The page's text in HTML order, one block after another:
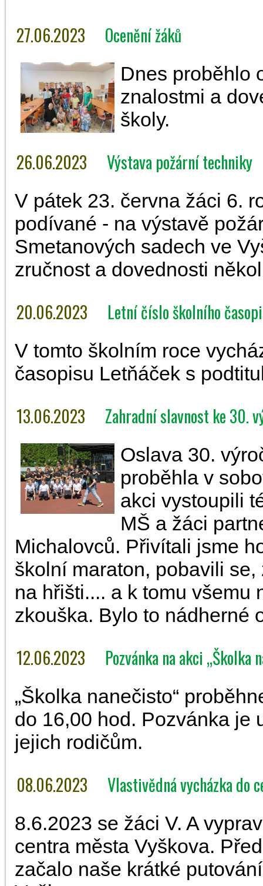
27.06.2023 Ocenění žáků
Dnes proběhlo
znalostmi a
školy.
26.06.2023 Výstava požární techniky
V pátek 23. června žáci 6.
podívané - na výstavě
Smetanových sadech ve
zručnost a dovednosti
20.06.2023 Letní číslo školního
V tomto školním roce
časopisu Letňáček s
13.06.2023 Zahradní slavnost ke 30.
Oslava 30.
proběhla v
akci vystoupili
MŠ a žáci
Michalovců. Přivítali jsme
školní maraton, pobavili
na hřišti.... a k tomu všemu
zkouška. Bylo to nádherné
12.06.2023 Pozvánka na akci „Školka
„Školka nanečisto“
do 16,00 hod. Pozvánka je
jejich rodičům.
08.06.2023 Vlastivědná vycházka do
8.6.2023 se žáci V. A
centra města Vyškova.
začalo naše krátké